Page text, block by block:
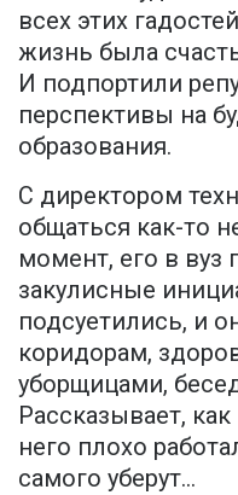
всех этих
жизнь была
И подпортили
перспективы на
образования.
С директором
общаться как-то
момент, его в вуз
закулисные
подсуетились, и
коридорам,
уборщицами,
Рассказывает,
него плохо
самого уберут…